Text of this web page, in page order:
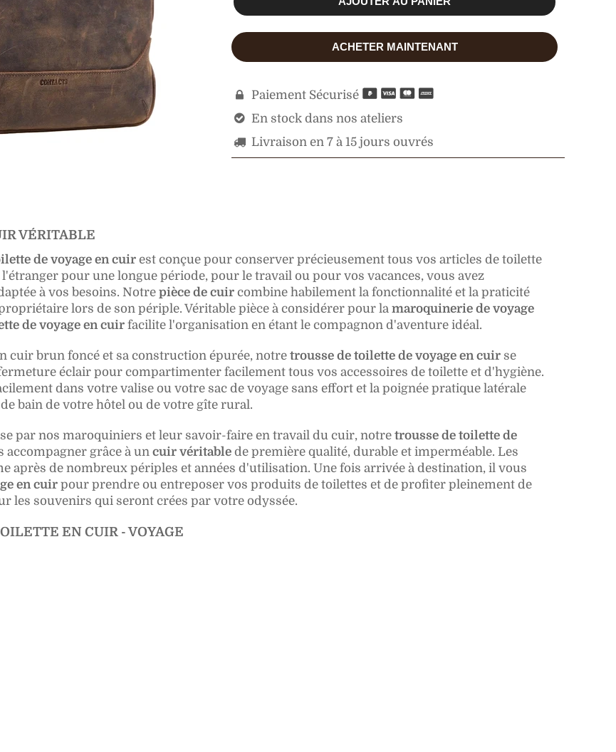
ACHETER MAINTENANT
 Paiement Sécurisé
 En stock dans nos ateliers
 Livraison en 7 à 15 jours ouvrés
VÉRITABLE
de voyage en cuir est conçue pour conserver précieusement tous vos articles de toilette
pour une longue période, pour le travail ou pour vos vacances, vous avez
à vos besoins. Notre pièce de cuir combine habilement la fonctionnalité et la praticité
lors de son périple. Véritable pièce à considérer pour la maroquinerie de voyage
de voyage en cuir facilite l'organisation en étant le compagnon d'aventure idéal.
cuir brun foncé et sa construction épurée, notre trousse de toilette de voyage en cuir se
éclair pour compartimenter facilement tous vos accessoires de toilette et d'hygiène.
dans votre valise ou votre sac de voyage sans effort et la poignée pratique latérale
bain de votre hôtel ou de votre gîte rural.
par nos maroquiniers et leur savoir-faire en travail du cuir, notre trousse de toilette de
grâce à un cuir véritable de première qualité, durable et imperméable. Les
après de nombreux périples et années d'utilisation. Une fois arrivée à destination, il vous
en cuir pour prendre ou entreposer vos produits de toilettes et de profiter pleinement de
les souvenirs qui seront crées par votre odyssée.
EN CUIR - VOYAGE